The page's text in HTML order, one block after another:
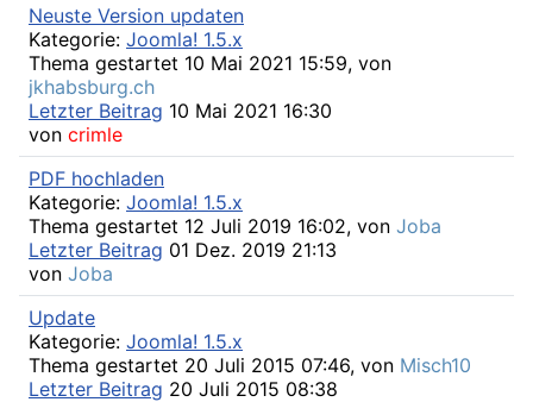
Neuste Version updaten
Kategorie: Joomla! 1.5.x
Thema gestartet 10 Mai 2021 15:59, von
jkhabsburg.ch
Letzter Beitrag 10 Mai 2021 16:30
von crimle
PDF hochladen
Kategorie: Joomla! 1.5.x
Thema gestartet 12 Juli 2019 16:02, von Joba
Letzter Beitrag 01 Dez. 2019 21:13
von Joba
Update
Kategorie: Joomla! 1.5.x
Thema gestartet 20 Juli 2015 07:46, von Misch10
Letzter Beitrag 20 Juli 2015 08:38